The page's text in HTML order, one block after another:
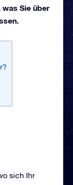
Sie über
sich Ihr